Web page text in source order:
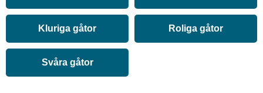
Kluriga gåtor Roliga gåtor
Svåra gåtor